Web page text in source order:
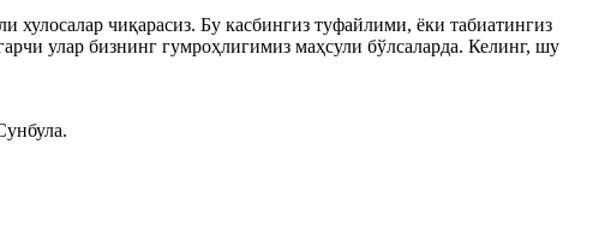
чиқарасиз. Бу касбингиз туфайлими, ёки табиатингиз
улар бизнинг гумроҳлигимиз маҳсули бўлсаларда. Келинг, шу